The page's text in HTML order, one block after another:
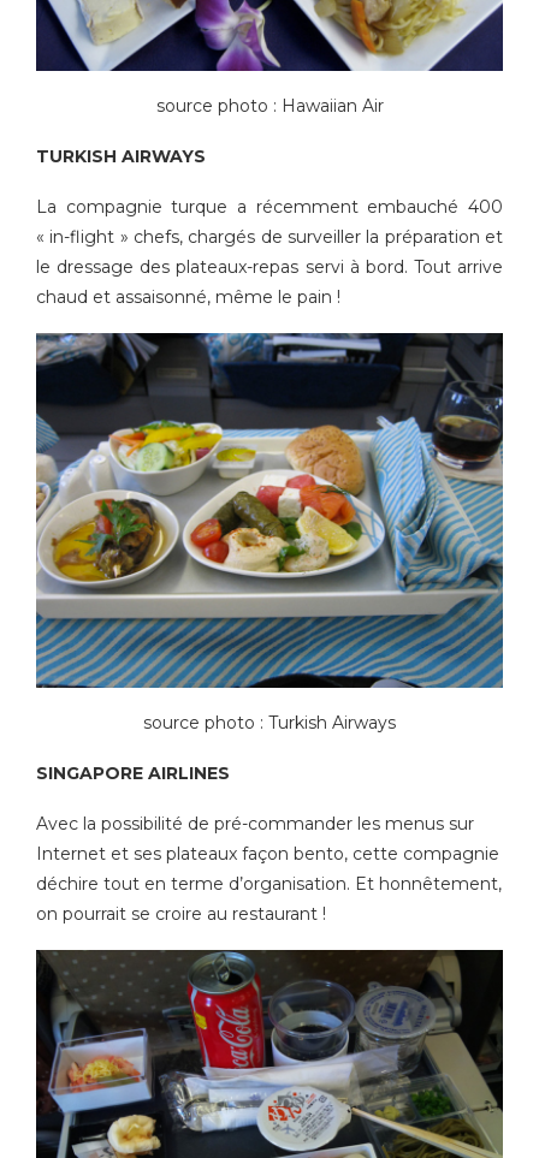
source photo : Hawaiian Air
TURKISH AIRWAYS
La compagnie turque a récemment embauché 400
« in-flight » chefs, chargés de surveiller la préparation et
le dressage des plateaux-repas servi à bord. Tout arrive
chaud et assaisonné, même le pain !
source photo : Turkish Airways
SINGAPORE AIRLINES
Avec la possibilité de pré-commander les menus sur
Internet et ses plateaux façon bento, cette compagnie
déchire tout en terme d’organisation. Et honnêtement,
on pourrait se croire au restaurant !